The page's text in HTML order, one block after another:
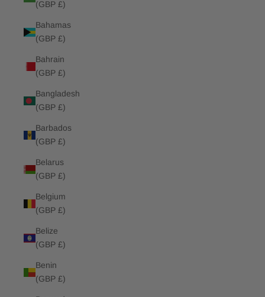
(GBP £)
Bahamas
(GBP £)
Bahrain
(GBP £)
Bangladesh
(GBP £)
Barbados
(GBP £)
Belarus
(GBP £)
Belgium
(GBP £)
Belize
(GBP £)
Benin
(GBP £)